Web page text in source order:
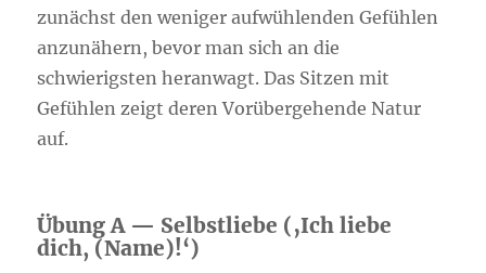
zunächst den weniger aufwühlenden Gefühlen
anzunähern, bevor man sich an die
schwierigsten heranwagt. Das Sitzen mit
Gefühlen zeigt deren Vorübergehende Natur
auf.
Übung A — Selbstliebe (‚Ich liebe
dich, (Name)!‘)